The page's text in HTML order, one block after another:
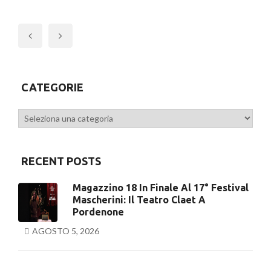
CATEGORIE
Categorie
RECENT POSTS
Magazzino 18 In Finale Al 17° Festival
Mascherini: Il Teatro Claet A
Pordenone
AGOSTO 5, 2026